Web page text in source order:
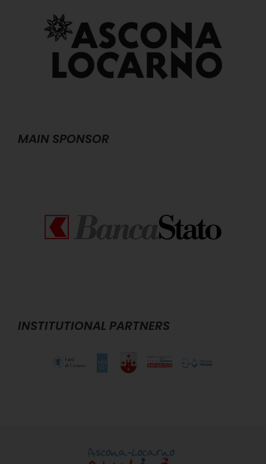
MAIN SPONSOR
INSTITUTIONAL PARTNERS